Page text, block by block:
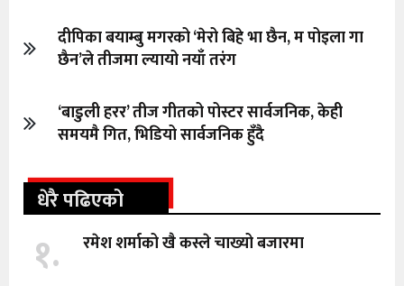
दीपिका बयाम्बु मगरको ‘मेरो बिहे भा छैन, म पोइला गा
छैन’ले तीजमा ल्यायो नयाँ तरंग
‘बाडुली हरर’ तीज गीतको पोस्टर सार्वजनिक, केही
समयमै गित, भिडियो सार्वजनिक हुँदै
धेरै पढिएको
१. रमेश शर्माको खै कस्ले चाख्यो बजारमा